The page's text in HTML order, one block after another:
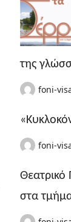
της
foni-
foni-
Θεατρικό
στα